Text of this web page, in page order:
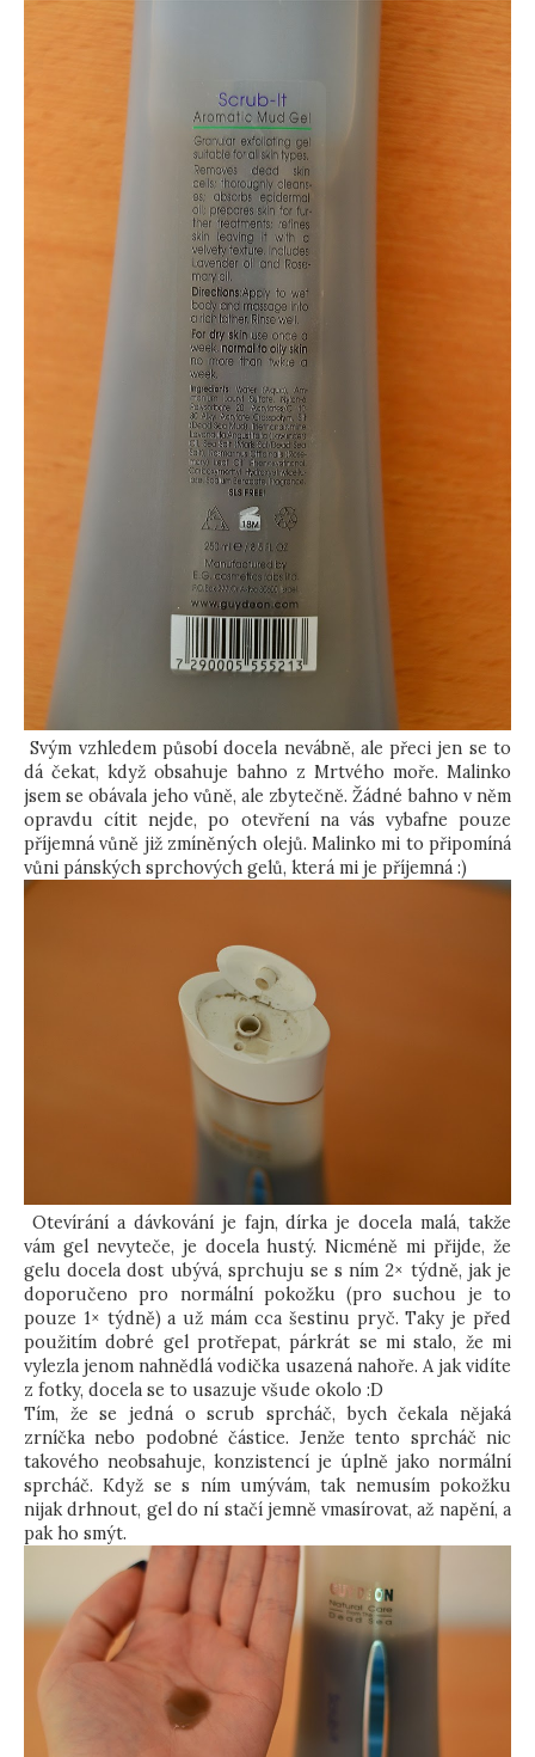
Svým vzhledem působí docela nevábně, ale přeci jen se to
dá čekat, když obsahuje bahno z Mrtvého moře. Malinko
jsem se obávala jeho vůně, ale zbytečně. Žádné bahno v něm
opravdu cítit nejde, po otevření na vás vybafne pouze
příjemná vůně již zmíněných olejů. Malinko mi to připomíná
vůni pánských sprchových gelů, která mi je příjemná :)
Otevírání a dávkování je fajn, dírka je docela malá, takže
vám gel nevyteče, je docela hustý. Nicméně mi přijde, že
gelu docela dost ubývá, sprchuju se s ním 2× týdně, jak je
doporučeno pro normální pokožku (pro suchou je to
pouze 1× týdně) a už mám cca šestinu pryč. Taky je před
použitím dobré gel protřepat, párkrát se mi stalo, že mi
vylezla jenom nahnědlá vodička usazená nahoře. A jak vidíte
z fotky, docela se to usazuje všude okolo :D
Tím, že se jedná o scrub sprcháč, bych čekala nějaká
zrníčka nebo podobné částice. Jenže tento sprcháč nic
takového neobsahuje, konzistencí je úplně jako normální
sprcháč. Když se s ním umývám, tak nemusím pokožku
nijak drhnout, gel do ní stačí jemně vmasírovat, až napění, a
pak ho smýt.